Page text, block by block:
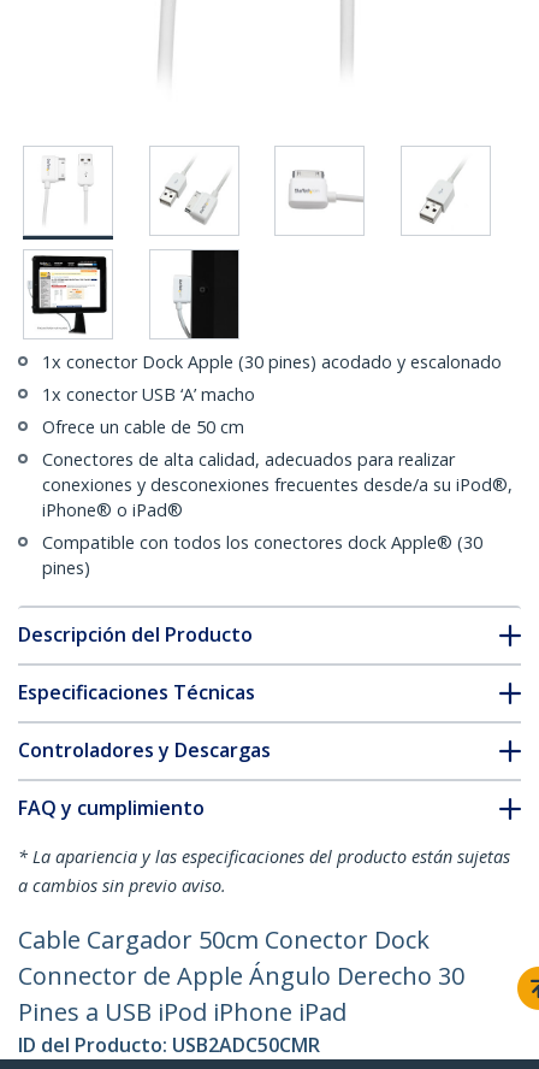
1x conector Dock Apple (30 pines) acodado y escalonado
1x conector USB ‘A’ macho
Ofrece un cable de 50 cm
Conectores de alta calidad, adecuados para realizar
conexiones y desconexiones frecuentes desde/a su iPod®,
iPhone® o iPad®
Compatible con todos los conectores dock Apple® (30
pines)
Descripción del Producto
Especificaciones Técnicas
Controladores y Descargas
FAQ y cumplimiento
* La apariencia y las especificaciones del producto están sujetas
a cambios sin previo aviso.
Cable Cargador 50cm Conector Dock
Connector de Apple Ángulo Derecho 30
Pines a USB iPod iPhone iPad
ID del Producto: USB2ADC50CMR